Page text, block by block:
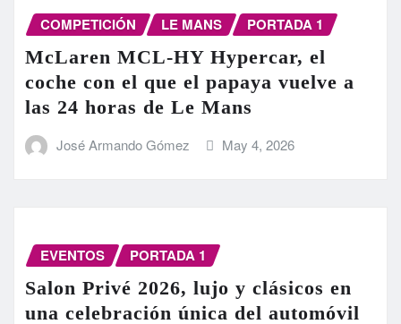
COMPETICIÓN LE MANS PORTADA 1
McLaren MCL-HY Hypercar, el
coche con el que el papaya vuelve a
las 24 horas de Le Mans
José Armando Gómez May 4, 2026
EVENTOS PORTADA 1
Salon Privé 2026, lujo y clásicos en
una celebración única del automóvil